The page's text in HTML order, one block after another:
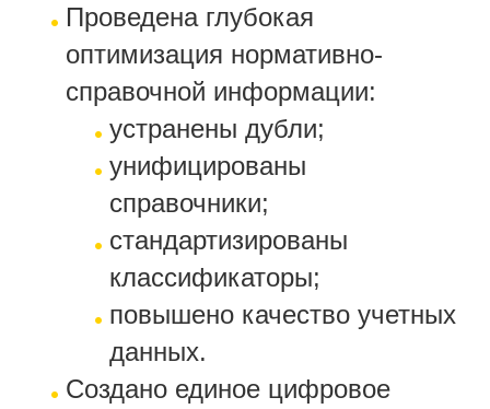
Проведена глубокая
оптимизация нормативно-
справочной информации:
устранены дубли;
унифицированы
справочники;
стандартизированы
классификаторы;
повышено качество учетных
данных.
Создано единое цифровое